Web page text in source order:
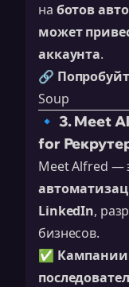
на ботов
может
аккаунта.
🔗
Soup
🔹 3. Meet
for
Meet Alfred —
LinkedIn,
бизнесов.
✅